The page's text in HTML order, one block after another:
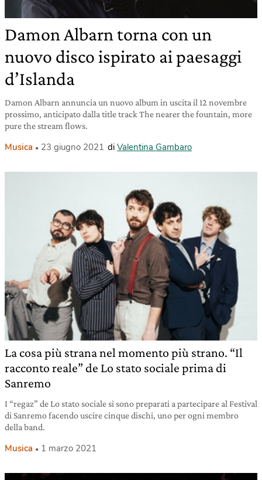
Damon Albarn torna con un
nuovo disco ispirato ai paesaggi
d’Islanda
Damon Albarn annuncia un nuovo album in uscita il 12 novembre
prossimo, anticipato dalla title track The nearer the fountain, more
pure the stream flows.
Musica 23 giugno 2021 di Valentina Gambaro
La cosa più strana nel momento più strano. “Il
racconto reale” de Lo stato sociale prima di
Sanremo
I “regaz” de Lo stato sociale si sono preparati a partecipare al Festival
di Sanremo facendo uscire cinque dischi, uno per ogni membro
della band.
Musica 1 marzo 2021